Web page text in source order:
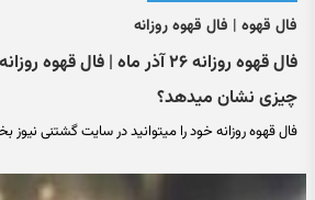
فال قهوه | فال قهوه روزانه
چیزی نشان میدهد؟
فال قهوه روزانه خود را میتوانید در سایت گشتنی نیوز